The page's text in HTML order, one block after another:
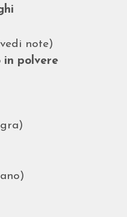
note)
in polvere